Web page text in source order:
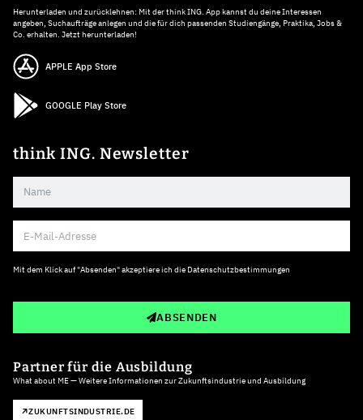
Herunterladen und zurücklehnen: Mit der think ING. App kannst du deine Interessen
angeben, Suchaufträge anlegen und die für dich passenden Studiengänge, Praktika, Jobs &
Co. erhalten. Jetzt herunterladen!
APPLE App Store
GOOGLE Play Store
think ING. Newsletter
Mit dem Klick auf "Absenden" akzeptiere ich die Datenschutzbestimmungen
ABSENDEN
Partner für die Ausbildung
What about ME — Weitere Informationen zur Zukunftsindustrie und Ausbildung
ZUKUNFTSINDUSTRIE.DE